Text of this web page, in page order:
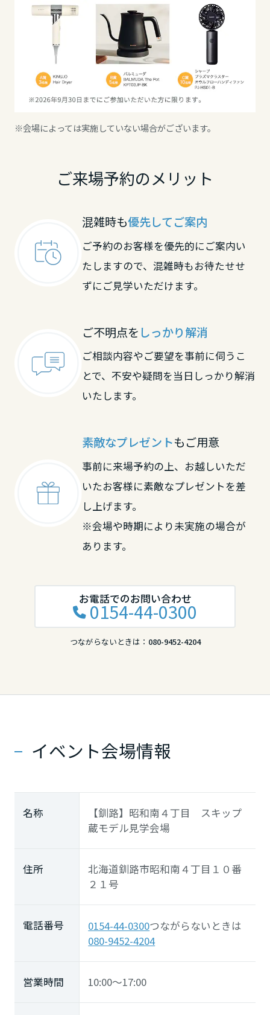
※会場によっては実施していない場合がございます。
ご来場予約のメリット
混雑時も優先してご案内
ご予約のお客様を優先的にご案内い
たしますので、混雑時もお待たせせ
ずにご見学いただけます。
ご不明点を しっかり解消
ご相談内容やご要望を事前に伺うこ
とで、不安や疑問を当日しっかり解消
いたします。
素敵なプレゼントもご用意
事前に来場予約の上、お越しいただ
いたお客様に素敵なプレゼントを差
し上げます。
※会場や時期により未実施の場合が
あります。
お電話でのお問い合わせ
0154-44-0300
つながらないときは： 080-9452-4204
イベント会場情報
名称
【釧路】昭和南４丁目 スキップ
蔵モデル見学会場
住所
北海道釧路市昭和南４丁目１０番
２１号
電話番号 0154-44-0300つながらないときは
080-9452-4204
営業時間 10:00～17:00
高知県
九州エリア
福岡県
佐賀県
鹿児島県